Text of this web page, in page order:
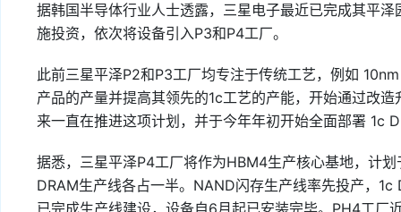
据韩国半导体行业人士透露，三星电子最近已完成其平
施投资，依次将设备引入P3和P4工厂。
此前三星平泽P2和P3工厂均专注于传统工艺，例如
产品的产量并提高其领先的1c工艺的产能，开始通过改
来一直在推进这项计划，并于今年年初开始全面部署 1c
据悉，三星平泽P4工厂将作为HBM4生产核心基地，计
DRAM生产线各占一半。NAND闪存生产线率先投产，
已完成生产线建设，设备自6月起已安装完毕。PH4工厂